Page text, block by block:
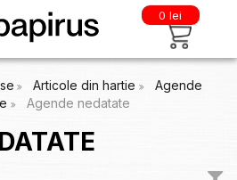
0 lei
Articole din hartie
Agende
Agende nedatate